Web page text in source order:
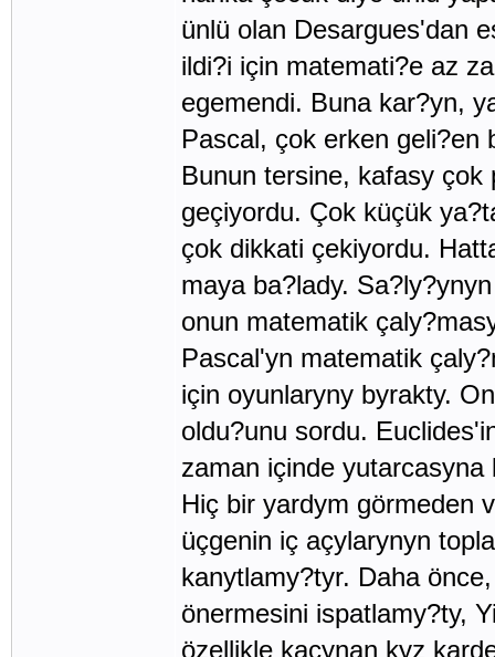
ünlü olan Desargues'dan
ildi?i için matemati?e az
egemendi. Buna kar?yn,
Pascal, çok erken geli?en
Bunun tersine, kafasy
geçiyordu. Çok küçük
çok dikkati çekiyordu.
maya ba?lady.
onun matematik
Pascal'yn matematik
için oyunlaryny byrakty.
oldu?unu sordu.
zaman içinde
Hiç bir yardym görmeden
üçgenin iç açylarynyn
kanytlamy?tyr. Daha
önermesini ispatlamy?ty,
özellikle kaçynan kyz